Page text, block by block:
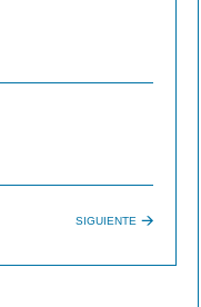
SIGUIENTE